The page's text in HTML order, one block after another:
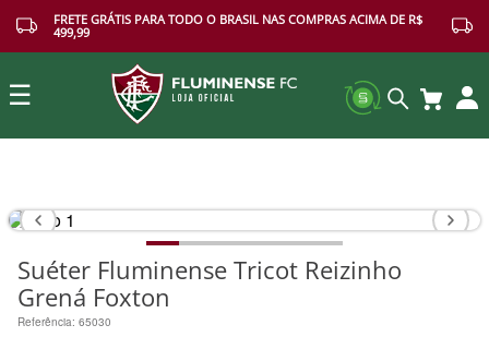
FRETE GRÁTIS PARA TODO O BRASIL NAS COMPRAS ACIMA DE R$
499,99
☰
Suéter Fluminense Tricot Reizinho
Grená Foxton
Referência: 65030